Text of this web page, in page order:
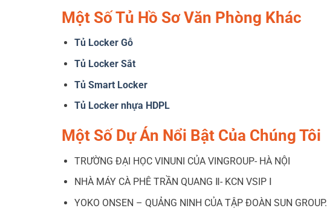
Một Số Tủ Hồ Sơ Văn Phòng Khác
Tủ Locker Gỗ
Tủ Locker Sắt
Tủ Smart Locker
Tủ Locker nhựa HDPL
Một Số Dự Án Nổi Bật Của Chúng Tôi
TRƯỜNG ĐẠI HỌC VINUNI CỦA VINGROUP- HÀ NỘI
NHÀ MÁY CÀ PHÊ TRẦN QUANG Ⅱ- KCN VSIP Ⅰ
YOKO ONSEN – QUẢNG NINH CỦA TẬP ĐOÀN SUN GROUP.